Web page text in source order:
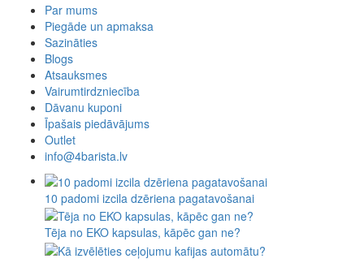
Par mums
Piegāde un apmaksa
Sazināties
Blogs
Atsauksmes
Vairumtirdzniecība
Dāvanu kuponi
Īpašais piedāvājums
Outlet
info@4barista.lv
10 padomi izcila dzēriena pagatavošanai
Tēja no EKO kapsulas, kāpēc gan ne?